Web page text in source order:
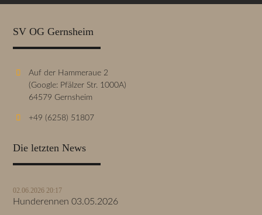
SV OG Gernsheim
Auf der Hammeraue 2
(Google: Pfälzer Str. 1000A)
64579 Gernsheim
+49 (6258) 51807
Die letzten News
02.06.2026 20:17
Hunderennen 03.05.2026